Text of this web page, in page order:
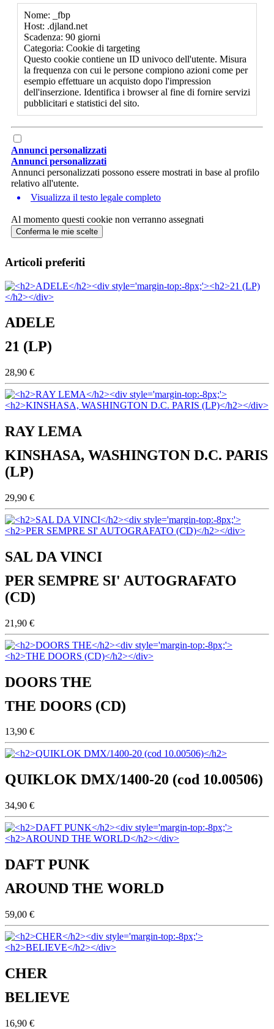
Nome: _fbp
Host: .djland.net
Scadenza: 90 giorni
Categoria: Cookie di targeting
Questo cookie contiene un ID univoco dell'utente. Misura
la frequenza con cui le persone compiono azioni come per
esempio effettuare un acquisto dopo l'impression
dell'inserzione. Identifica i browser al fine di fornire servizi
pubblicitari e statistici del sito.
Annunci personalizzati
Annunci personalizzati
Annunci personalizzati possono essere mostrati in base al profilo
relativo all'utente.
Visualizza il testo legale completo
Al momento questi cookie non verranno assegnati
Conferma le mie scelte
Articoli preferiti
ADELE
21 (LP)
28,90 €
RAY LEMA
KINSHASA, WASHINGTON D.C. PARIS
(LP)
29,90 €
SAL DA VINCI
PER SEMPRE SI' AUTOGRAFATO
(CD)
21,90 €
DOORS THE
THE DOORS (CD)
13,90 €
QUIKLOK DMX/1400-20 (cod 10.00506)
34,90 €
DAFT PUNK
AROUND THE WORLD
59,00 €
CHER
BELIEVE
16,90 €